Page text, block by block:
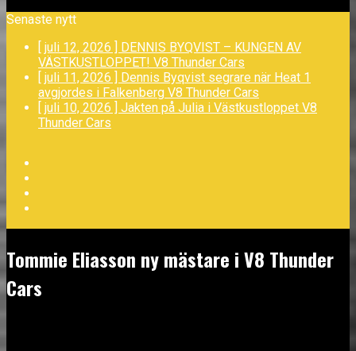
Senaste nytt
[ juli 12, 2026 ] DENNIS BYQVIST – KUNGEN AV
VÄSTKUSTLOPPET! V8 Thunder Cars
[ juli 11, 2026 ] Dennis Byqvist segrare när Heat 1
avgjordes i Falkenberg V8 Thunder Cars
[ juli 10, 2026 ] Jakten på Julia i Västkustloppet V8
Thunder Cars
Tommie Eliasson ny mästare i V8 Thunder
Cars